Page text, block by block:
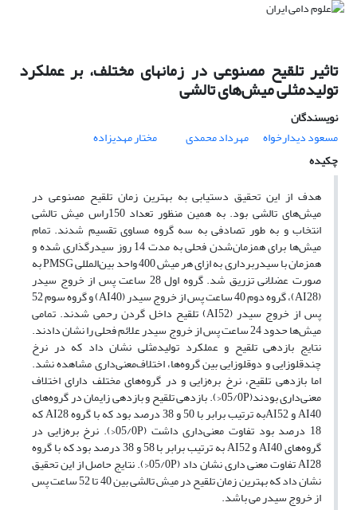
تاثیر تلقیح مصنوعی در زمانهای مختلف، بر عملکرد
تولیدمثلی میش‌های تالشی
نویسندگان
مسعود دیدارخواه
مهرداد محمدی
مختار مهدیزاده
چکیده
هدف از این تحقیق دستیابی به بهترین زمان تلقیح مصنوعی در
میش‌های تالشی بود. به همین منظور تعداد 150راس میش تالشی
انتخاب و به طور تصادفی به سه گروه مساوی تقسیم شدند. تمام
میش‌ها برای همزمان‌شدن فحلی به مدت 14 روز سیدرگذاری شده و
همزمان با سیدربرداری به ازای هر میش 400 واحد بین‌المللی PMSG به
صورت عضلانی تزریق شد. گروه اول 28 ساعت پس از خروج سیدر
(AI28)، گروه دوم 40 ساعت پس از خروج سیدر (AI40) و گروه سوم 52
پس از خروج سیدر (AI52) تلقیح داخل گردن رحمی شدند. تمامی
میش‌ها حدود 24 ساعت پس از خروج سیدر علائم فحلی را نشان دادند.
نتایج بازدهی تلقیح و عملکرد تولیدمثلی نشان داد که در نرخ
چندقلوزایی و دوقلوزایی بین گروه‌ها، اختلاف‌معنی‌داری مشاهده نشد.
اما بازدهی تلقیح، نرخ بره‌زایی و در گروه‌های مختلف دارای اختلاف
معنی‌داری بودند(05/0P<). بازدهی تلقیح و بازدهی زایمان در گروه‌های
AI40 و AI52به ترتیب برابر با 50 و 38 درصد بود که با گروه AI28 که
18 درصد بود تفاوت معنی‌داری داشت (05/0P<). نرخ بره‌زایی در
گروه‌های AI40 و AI52 به ترتیب برابر با 58 و 38 درصد بود که با گروه
AI28 تفاوت معنی داری نشان داد (05/0P<). نتایج حاصل از این تحقیق
نشان داد که بهترین زمان تلقیح در میش تالشی بین 40 تا 52 ساعت پس
از خروج سیدر می باشد.